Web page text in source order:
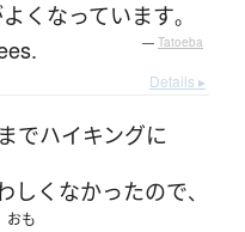
よく なっています。
— Tatoeba
Details ▸
までハイキングに
しくなかったので、
おも